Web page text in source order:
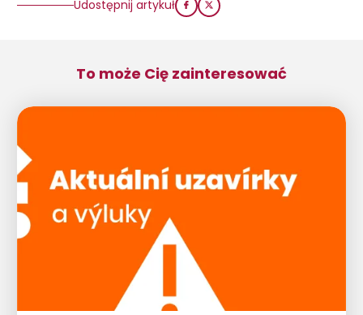
Udostępnij artykuł
To może Cię zainteresować